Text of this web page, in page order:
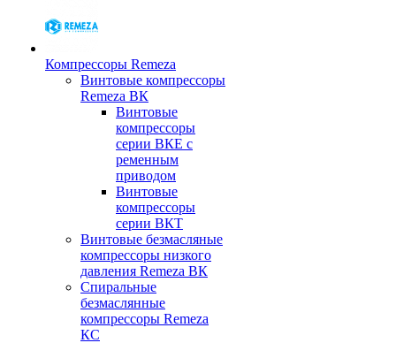
Компрессоры Remeza
Винтовые компрессоры
Remeza ВК
Винтовые
компрессоры
серии ВКЕ с
ременным
приводом
Винтовые
компрессоры
серии ВКТ
Винтовые безмасляные
компрессоры низкого
давления Remeza ВК
Спиральные
безмаслянные
компрессоры Remeza
КС